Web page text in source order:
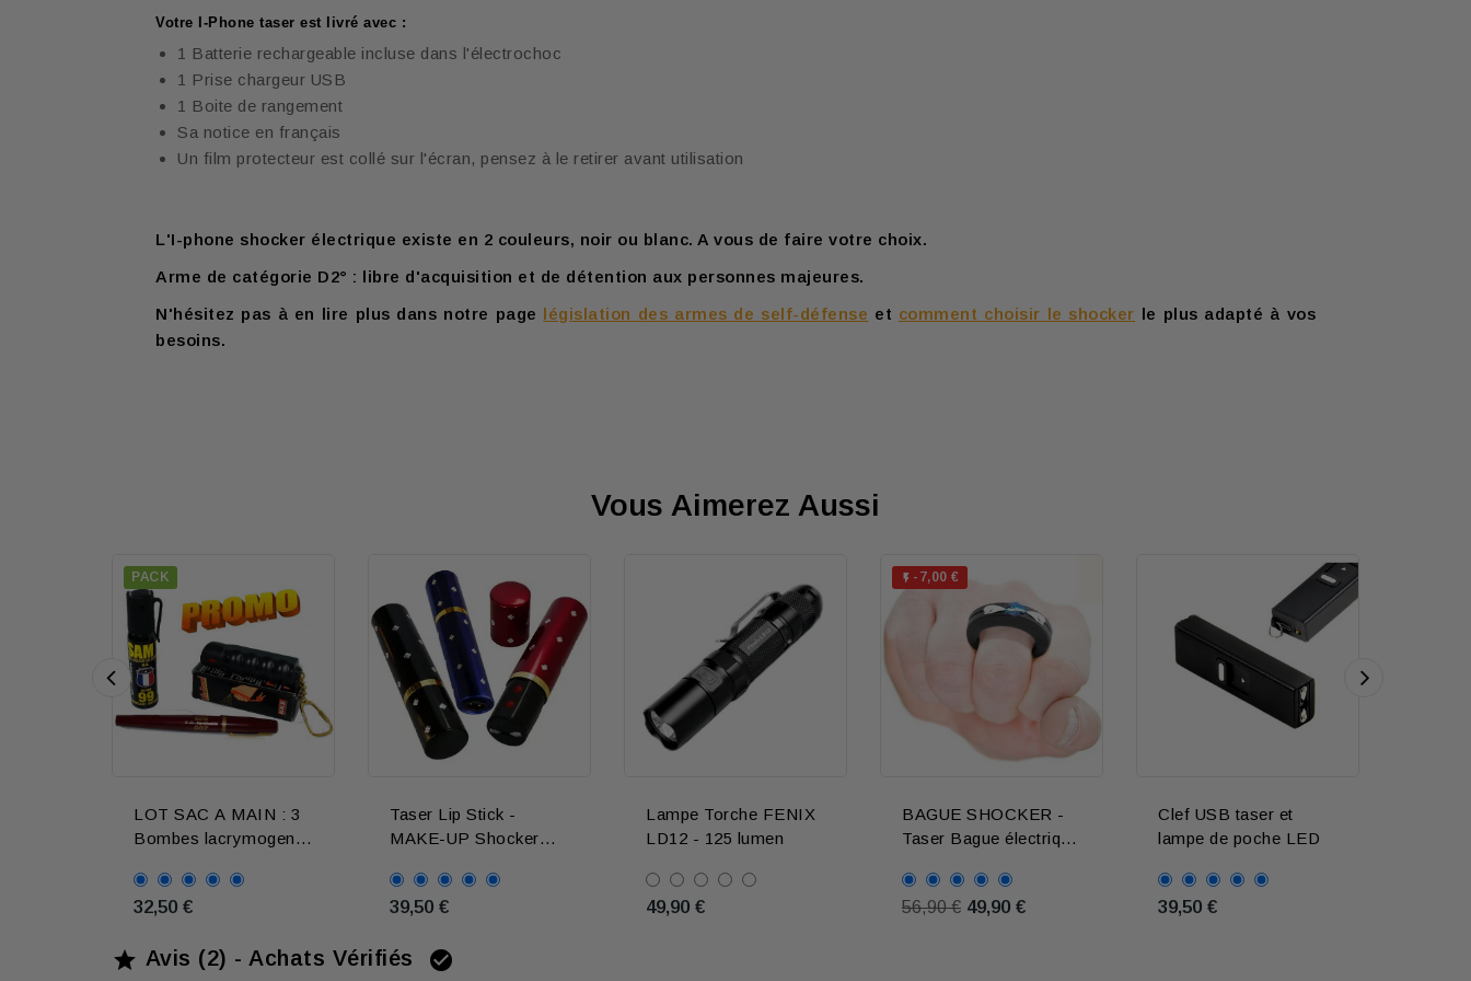
Votre I-Phone taser est livré avec :
1 Batterie rechargeable incluse dans l'électrochoc
1 Prise chargeur USB
1 Boite de rangement
Sa notice en français
Un film protecteur est collé sur l'écran, pensez à le retirer avant utilisation
L'I-phone shocker électrique existe en 2 couleurs, noir ou blanc. A vous de faire votre choix.
Arme de catégorie D2° : libre d'acquisition et de détention aux personnes majeures.
N'hésitez pas à en lire plus dans notre page
législation des armes de self-défense et comment choisir le shocker le plus adapté à vos
besoins.
Vous Aimerez Aussi
PACK
LOT SAC A MAIN : 3
Bombes lacrymogene
32,50 €
Rose
BleuRouge
Taser Lip Stick -
MAKE-UP Shocker
39,50 €
Lampe Torche FENIX
LD12 - 125 lumen
49,90 €
 -7,00 €
BAGUE SHOCKER -
Taser Bague électrique
56,90 € 49,90 €
Clef USB taser et
lampe de poche LED
39,50 €
 Avis (2) - Achats Vérifiés 